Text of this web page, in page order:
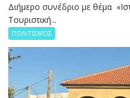
Διήμερο συνέδριο με θέμα
Τουριστική...
ΠΟΛΙΤΙΣΜΟΣ